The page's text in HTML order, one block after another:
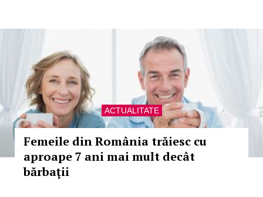
ACTUALITATE
Femeile din România trăiesc cu
aproape 7 ani mai mult decât
bărbaţii